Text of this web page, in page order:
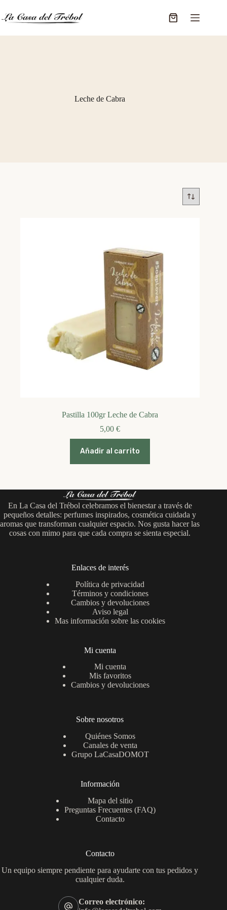
contenido
Carro
Leche de Cabra
Pastilla 100gr Leche de Cabra
5,00€
Añadir al carrito
En La Casa del Trébol celebramos el bienestar a través de
pequeños detalles: perfumes inspirados, cosmética cuidada y
aromas que transforman cualquier espacio. Nos gusta hacer las
cosas con mimo para que cada compra se sienta especial.
Enlaces de interés
Política de privacidad
Términos y condiciones
Cambios y devoluciones
Aviso legal
Mas información sobre las cookies
Mi cuenta
Mi cuenta
Mis favoritos
Cambios y devoluciones
Sobre nosotros
Quiénes Somos
Canales de venta
Grupo LaCasaDOMOT
Información
Mapa del sitio
Preguntas Frecuentes (FAQ)
Contacto
Contacto
Un equipo siempre pendiente para ayudarte con tus pedidos y
cualquier duda.
Correo electrónico: